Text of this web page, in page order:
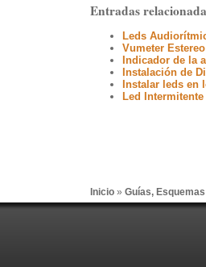
Entradas
Leds
Vumeter Estereo
Indicador de la
Instalación de
Instalar leds en
Led
Inicio» Guías,